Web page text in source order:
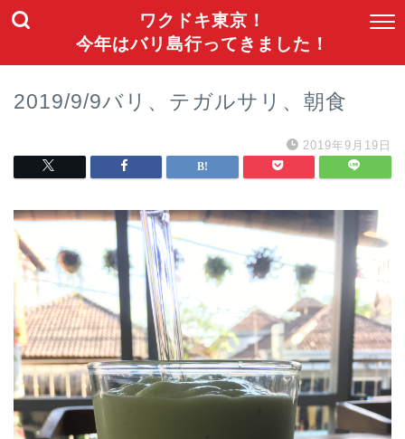
ワクドキ東京！
今年はバリ島行ってきました！
2019/9/9バリ、テガルサリ、朝食
2019年9月19日